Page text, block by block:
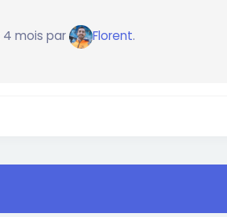
4 mois par
Florent.